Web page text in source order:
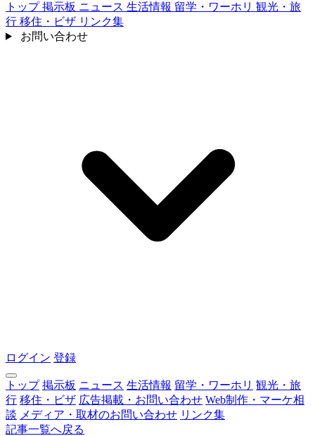
トップ掲示板 ニュース 生活情報 留学・ワーホリ 観光・旅
行 移住・ビザ リンク集
お問い合わせ
ログイン 登録
トップ 掲示板 ニュース 生活情報 留学・ワーホリ 観光・旅
行 移住・ビザ 広告掲載・お問い合わせ Web制作・マーケ相
談 メディア・取材のお問い合わせ リンク集
記事一覧へ戻る